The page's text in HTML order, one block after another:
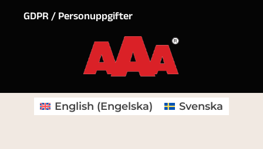
GDPR / Personuppgifter
English (Engelska) Svenska